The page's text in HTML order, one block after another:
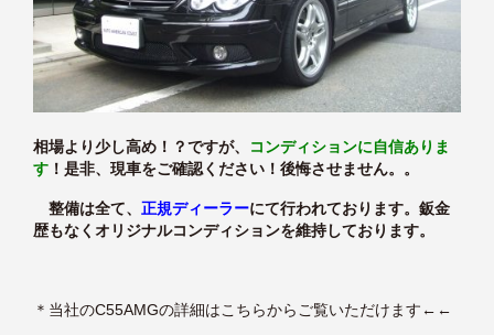
相場より少し高め！？ですが、
コンディションに自信ありま
す ！是非、現車をご確認ください！後悔させません。。
整備は全て、 正規ディーラーにて行われております。鈑金
歴もなくオリジナルコンディションを維持しております。
＊ 当社のC55AMGの詳細はこちらからご覧いただけます ←←